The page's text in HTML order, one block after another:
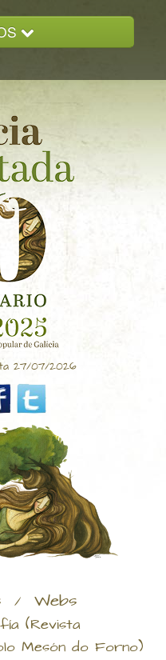
27/07/2026
/ Webs
(Revista
Mesón do Forno)